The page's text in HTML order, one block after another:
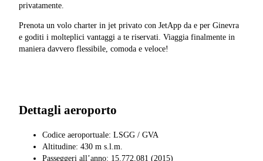
privatamente.
Prenota un volo charter in jet privato con JetApp da e per Ginevra
e goditi i molteplici vantaggi a te riservati. Viaggia finalmente in
maniera davvero flessibile, comoda e veloce!
Dettagli aeroporto
Codice aeroportuale: LSGG / GVA
Altitudine: 430 m s.l.m.
Passeggeri all’anno: 15.772.081 (2015)